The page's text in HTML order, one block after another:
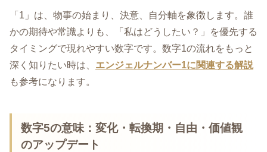
「1」は、物事の始まり、決意、自分軸を象徴します。誰
かの期待や常識よりも、「私はどうしたい？」を優先する
タイミングで現れやすい数字です。数字1の流れをもっと
深く知りたい時は、 エンジェルナンバー1に関連する解説
も参考になります。
数字5の意味：変化・転換期・自由・価値観
のアップデート